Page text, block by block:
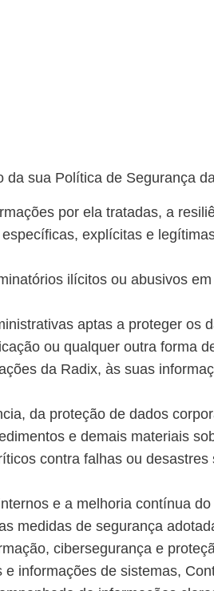
da sua Política de Segurança
por ela tratadas, a
explícitas e
ilícitos ou abusivos
aptas a proteger os
ou qualquer outra forma
da Radix, às suas
da proteção de dados
e demais materiais
contra falhas ou
e a melhoria contínua
medidas de segurança
cibersegurança e
informações de sistemas,